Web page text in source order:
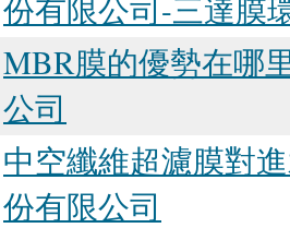
份有限公司-三達膜
MBR膜的優勢在哪
公司
中空纖維超濾膜對
份有限公司